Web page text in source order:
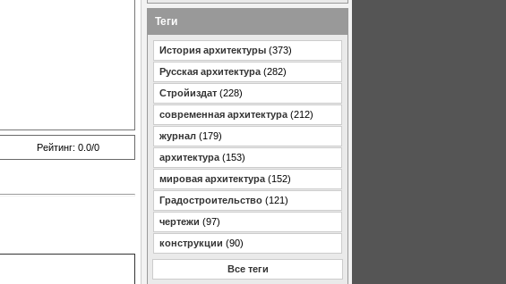
Рейтинг: 0.0/0
Теги
История архитектуры (373)
Русская архитектура (282)
Стройиздат (228)
современная архитектура (212)
журнал (179)
архитектура (153)
мировая архитектура (152)
Градостроительство (121)
чертежи (97)
конструкции (90)
Все теги